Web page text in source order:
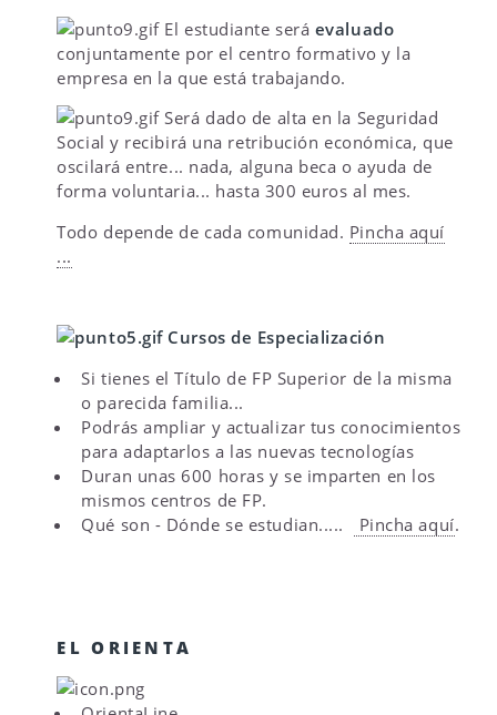
El estudiante será evaluado
conjuntamente por el centro formativo y la
empresa en la que está trabajando.
Será dado de alta en la Seguridad
Social y recibirá una retribución económica, que
oscilará entre... nada, alguna beca o ayuda de
forma voluntaria... hasta 300 euros al mes.
Todo depende de cada comunidad. Pincha aquí
...
Cursos de Especialización
Si tienes el Título de FP Superior de la misma
o parecida familia...
Podrás ampliar y actualizar tus conocimientos
para adaptarlos a las nuevas tecnologías
Duran unas 600 horas y se imparten en los
mismos centros de FP.
Qué son - Dónde se estudian.....
Pincha aquí.
EL ORIENTA